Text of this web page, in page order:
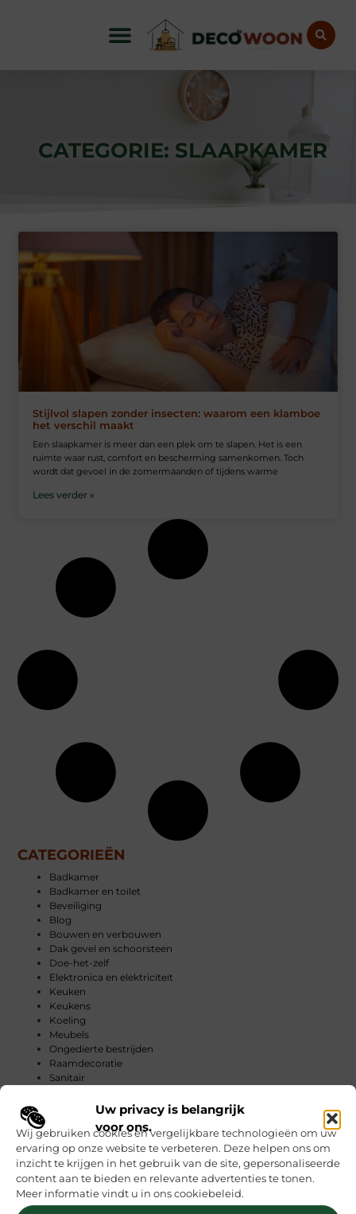
Uw privacy is belangrijk
voor ons.
Wij gebruiken cookies en vergelijkbare technologieën om uw
ervaring op onze website te verbeteren. Deze helpen ons om
inzicht te krijgen in het gebruik van de site, gepersonaliseerde
content aan te bieden en relevante advertenties te tonen.
Meer informatie vindt u in ons cookiebeleid.
CATEGORIE: SLAAPKAMER
Stijlvol slapen zonder insecten: waarom een klamboe
het verschil maakt
Een slaapkamer is meer dan een plek om te slapen. Het is een
ruimte waar rust, comfort en bescherming samenkomen. Toch
wordt dat gevoel in de zomermaanden of tijdens warme
Lees verder »
CATEGORIEËN
Badkamer
Badkamer en toilet
Beveiliging
Blog
Bouwen en verbouwen
Dak gevel en schoorsteen
Doe-het-zelf
Elektronica en elektriciteit
Keuken
Keukens
Koeling
Meubels
Ongedierte bestrijden
Raamdecoratie
Sanitair
Tuin inrichting
Tuinieren
Verbouwen
Verbouwing
Verf
Verlichting